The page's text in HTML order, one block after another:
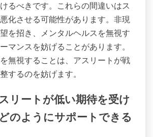
るべきです。これらの間違いはス
化させる可能性があります。非現
を招き、メンタルヘルスを無視す
マンスを妨げることがあります。
無視することは、アスリートが戦
するのを妨げます。
リートが低い期待を受け
のようにサポートできる